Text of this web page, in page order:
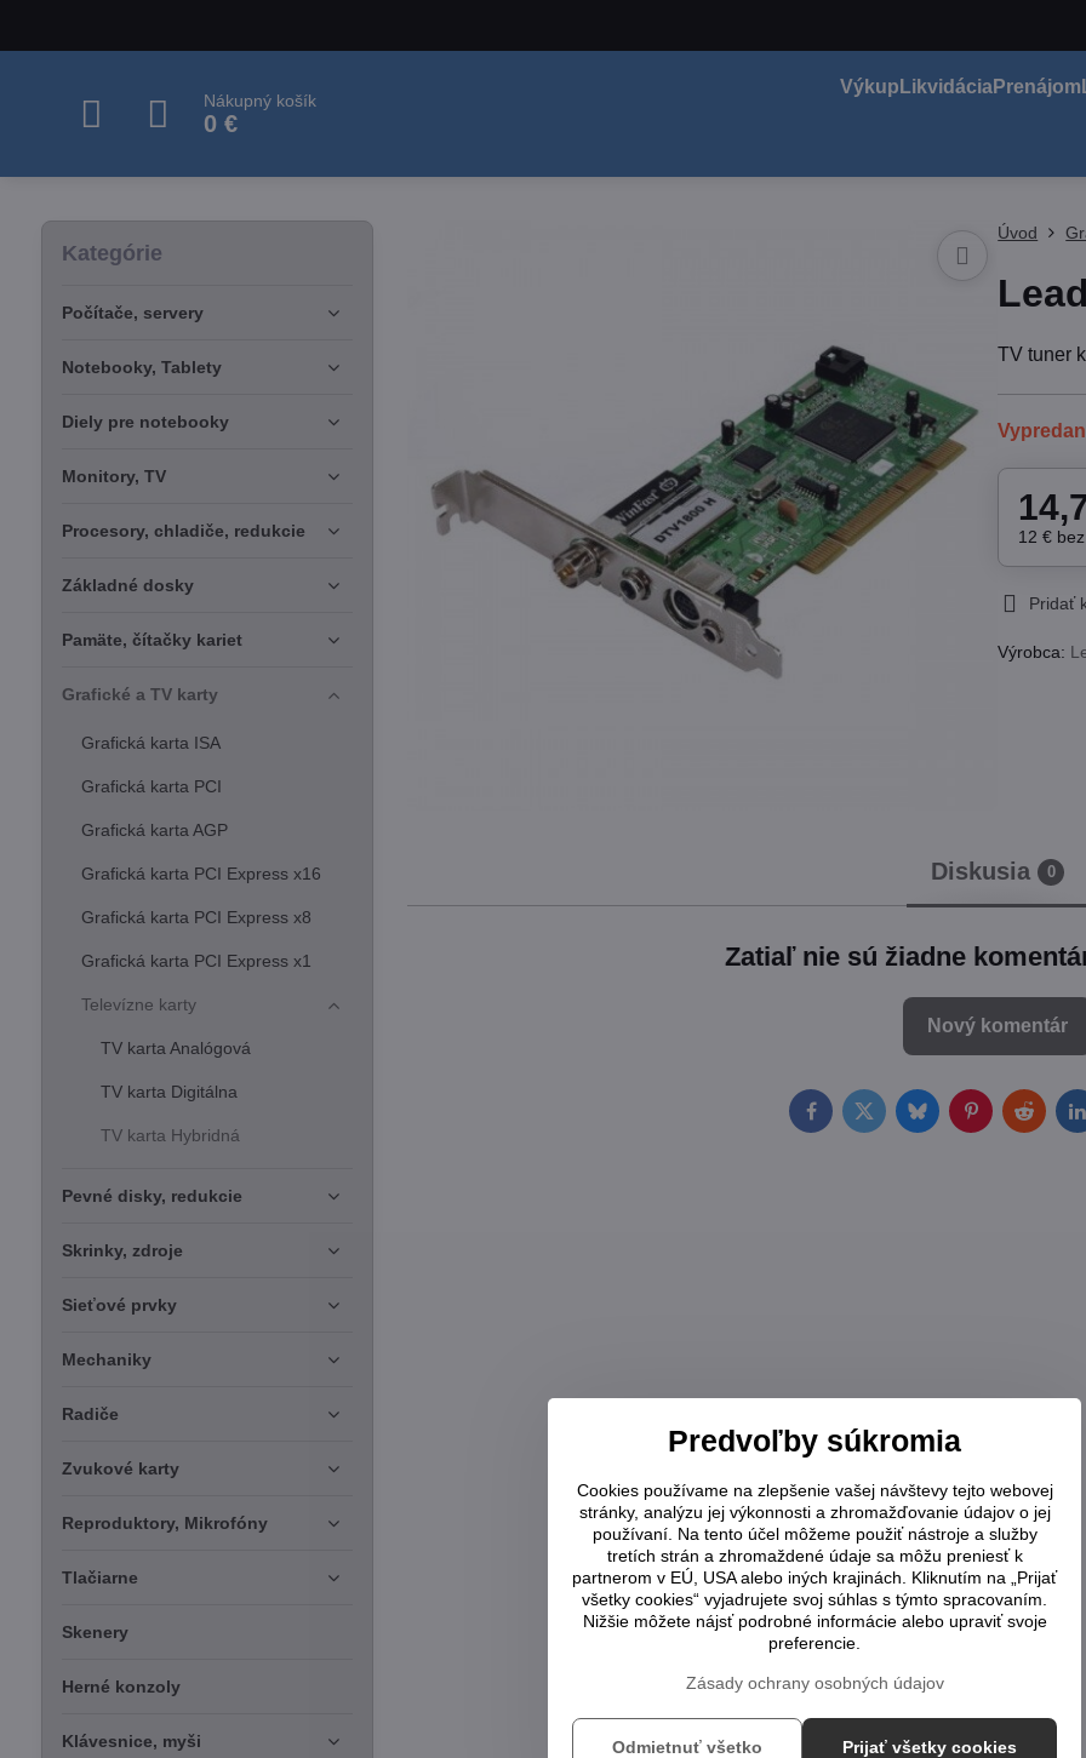
Nákupný košík
0 €
Výkup LikvidáciaPrenájom
Úvod
TV tuner
12 €
Pridať
Výrobca:
Diskusia 0
Zatiaľ nie sú žiadne
Nový komentár
FacebookTwitterBlueskyPinterestReddit
Kategórie
Počítače, servery
Notebooky, Tablety
Diely pre notebooky
Monitory, TV
Procesory, chladiče, redukcie
Základné dosky
Pamäte, čítačky kariet
Grafické a TV karty
Grafická karta ISA
Grafická karta PCI
Grafická karta AGP
Grafická karta PCI Express x16
Grafická karta PCI Express x8
Grafická karta PCI Express x1
Televízne karty
TV karta Analógová
TV karta Digitálna
TV karta Hybridná
Pevné disky, redukcie
Skrinky, zdroje
Sieťové prvky
Mechaniky
Radiče
Zvukové karty
Reproduktory, Mikrofóny
Tlačiarne
Skenery
Herné konzoly
Klávesnice, myši
Predvoľby súkromia
Cookies používame na zlepšenie vašej návštevy tejto webovej
stránky, analýzu jej výkonnosti a zhromažďovanie údajov o jej
používaní. Na tento účel môžeme použiť nástroje a služby
tretích strán a zhromaždené údaje sa môžu preniesť k
partnerom v EÚ, USA alebo iných krajinách. Kliknutím na „Prijať
všetky cookies“ vyjadrujete svoj súhlas s týmto spracovaním.
Nižšie môžete nájsť podrobné informácie alebo upraviť svoje
preferencie.
Zásady ochrany osobných údajov
Prijať všetky cookies
Odmietnuť všetko